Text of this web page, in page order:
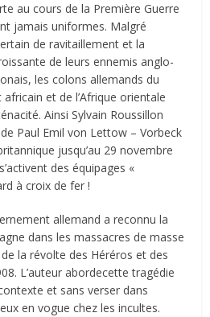
au cours de la Première Guerre
jamais uniformes. Malgré
de ravitaillement et la
de leurs ennemis anglo-
les colons allemands du
africain et de l’Afrique orientale
Ainsi Sylvain Roussillon
Paul Emil von Lettow – Vorbeck
jusqu’au 29 novembre
des équipages «
à croix de fer !
allemand a reconnu la
dans les massacres de masse
la révolte des Héréros et des
L’auteur abordecette tragédie
et sans verser dans
en vogue chez les incultes.